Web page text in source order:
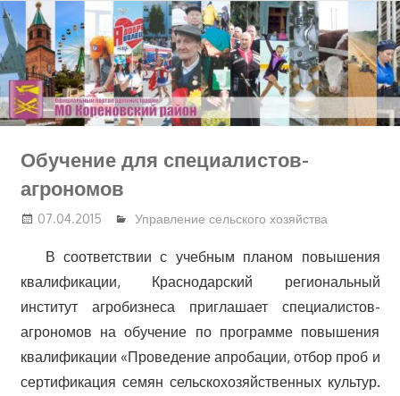
Перейти
к
содержимому
Обучение для специалистов-
агрономов
07.04.2015 Управление сельского хозяйства
В соответствии с учебным планом повышения
квалификации, Краснодарский региональный
институт агробизнеса приглашает специалистов-
агрономов на обучение по программе повышения
квалификации «Проведение апробации, отбор проб и
сертификация семян сельскохозяйственных культур.